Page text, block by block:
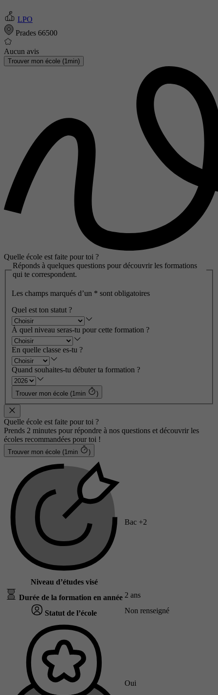
LPO
Prades 66500
Aucun avis
Trouver mon école (1min)
Quelle école est faite pour toi ?
Réponds à quelques questions pour découvrir les formations
qui te correspondent.
Les champs marqués d’un * sont obligatoires
Quel est ton statut ?
À quel niveau seras-tu pour cette formation ?
En quelle classe es-tu ?
Quand souhaites-tu débuter ta formation ?
Trouver mon école (1min )
Quelle école est faite pour toi ?
Prends 2 minutes pour répondre à nos questions et découvrir les
écoles recommandées pour toi !
Trouver mon école (1min )
Niveau d’études visé
Bac +2
Durée de la formation en année 2 ans
Statut de l’école Non renseigné
Oui